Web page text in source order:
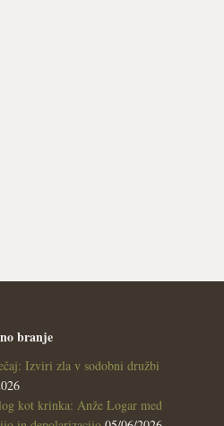
branje
Izviri zla v sodobni družbi
kot krinka: Anže Logar med